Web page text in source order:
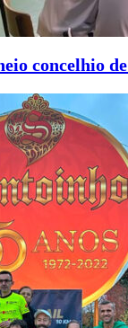
concelhio